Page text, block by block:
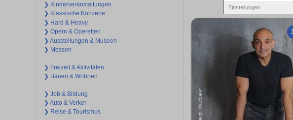
Einstellungen
❯ Kinderveranstaltungen
❯ Klassische Konzerte
❯ Hard & Heavy
❯ Opern & Operetten
❯ Ausstellungen & Museen
❯ Messen
❯ Freizeit & Aktivitäten
❯ Bauen & Wohnen
❯ Job & Bildung
❯ Auto & Verker
❯ Reise & Tourismus